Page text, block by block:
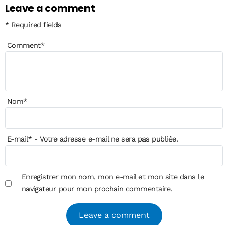
Leave a comment
* Required fields
Comment*
Nom*
E-mail*- Votre adresse e-mail ne sera pas publiée.
Enregistrer mon nom, mon e-mail et mon site dans le
navigateur pour mon prochain commentaire.